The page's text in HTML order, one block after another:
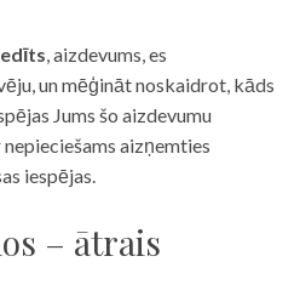
, aizdevums, es
un mēģināt noskaidrot, kāds
Jums šo aizdevumu
aizņemties
iespējas.
– ātrais